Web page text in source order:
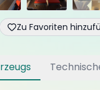
Zu Favoriten